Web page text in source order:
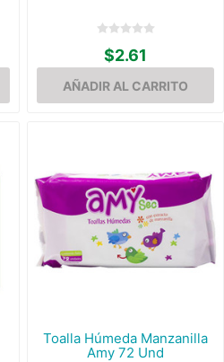
$2.61
Toalla Húmeda Manzanilla
Amy 72 Und